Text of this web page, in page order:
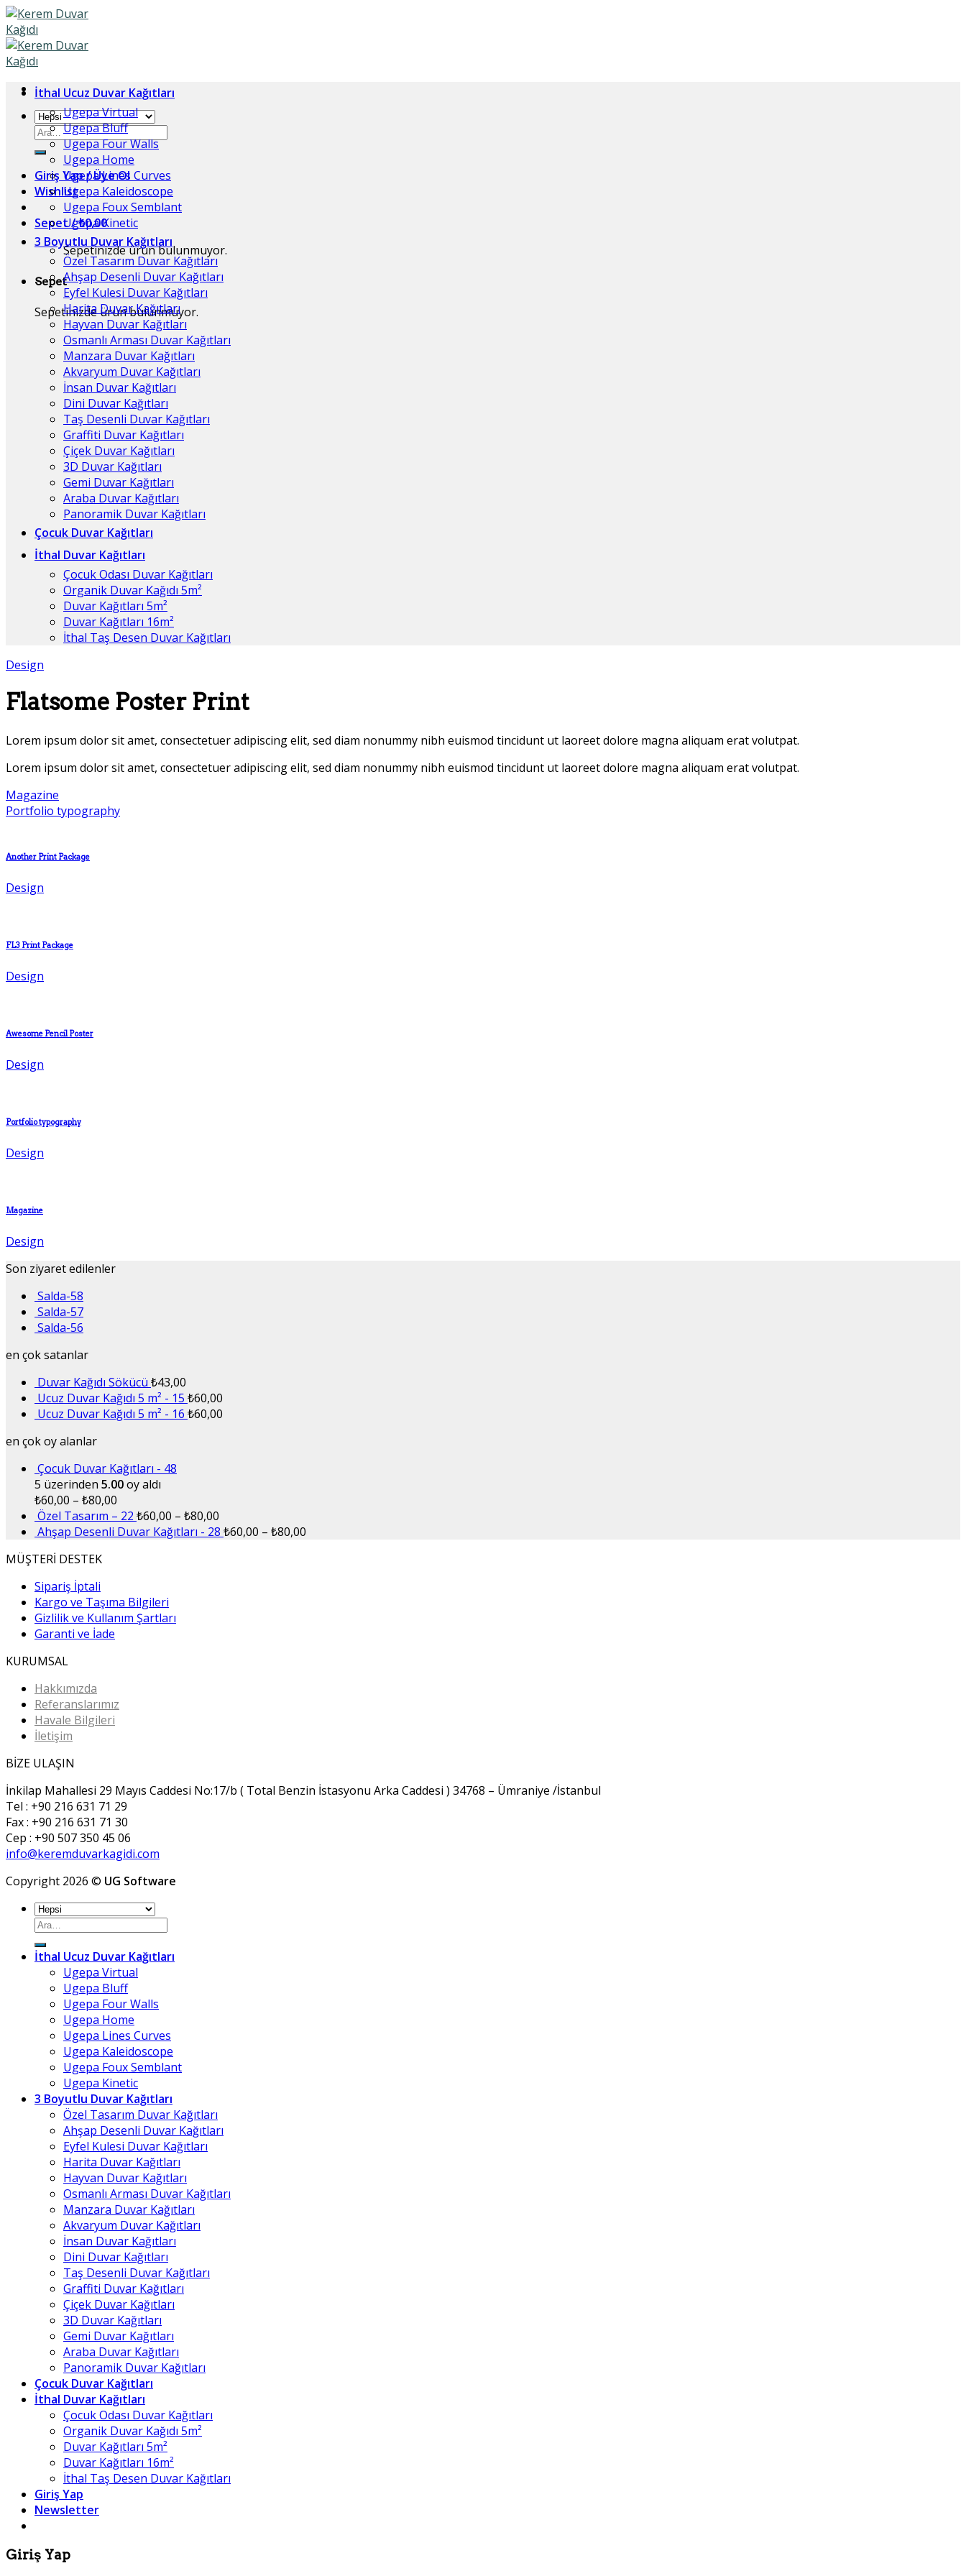
Skip
to
content
Ara:
Giriş Yap / Üye Ol
Wishlist
Sepet /₺0,00
Sepetinizde ürün bulunmuyor.
Sepet
Sepetinizde ürün bulunmuyor.
İthal Ucuz Duvar Kağıtları
Ugepa Virtual
Ugepa Bluff
Ugepa Four Walls
Ugepa Home
Ugepa Lines Curves
Ugepa Kaleidoscope
Ugepa Foux Semblant
Ugepa Kinetic
3 Boyutlu Duvar Kağıtları
Özel Tasarım Duvar Kağıtları
Ahşap Desenli Duvar Kağıtları
Eyfel Kulesi Duvar Kağıtları
Harita Duvar Kağıtları
Hayvan Duvar Kağıtları
Osmanlı Arması Duvar Kağıtları
Manzara Duvar Kağıtları
Akvaryum Duvar Kağıtları
İnsan Duvar Kağıtları
Dini Duvar Kağıtları
Taş Desenli Duvar Kağıtları
Graffiti Duvar Kağıtları
Çiçek Duvar Kağıtları
3D Duvar Kağıtları
Gemi Duvar Kağıtları
Araba Duvar Kağıtları
Panoramik Duvar Kağıtları
Çocuk Duvar Kağıtları
İthal Duvar Kağıtları
Çocuk Odası Duvar Kağıtları
Organik Duvar Kağıdı 5m²
Duvar Kağıtları 5m²
Duvar Kağıtları 16m²
İthal Taş Desen Duvar Kağıtları
Design
Flatsome Poster Print
Lorem ipsum dolor sit amet, consectetuer adipiscing elit, sed diam nonummy nibh euismod tincidunt ut laoreet dolore magna aliquam erat volutpat.
Lorem ipsum dolor sit amet, consectetuer adipiscing elit, sed diam nonummy nibh euismod tincidunt ut laoreet dolore magna aliquam erat volutpat.
Magazine
Portfolio typography
Another Print Package
Design
FL3 Print Package
Design
Awesome Pencil Poster
Design
Portfolio typography
Design
Magazine
Design
Son ziyaret edilenler
Salda-58
Salda-57
Salda-56
en çok satanlar
Duvar Kağıdı Sökücü ₺43,00
Ucuz Duvar Kağıdı 5 m² - 15 ₺60,00
Ucuz Duvar Kağıdı 5 m² - 16 ₺60,00
en çok oy alanlar
Çocuk Duvar Kağıtları - 48
5 üzerinden 5.00oy aldı
₺60,00 – ₺80,00
Özel Tasarım – 22 ₺60,00 – ₺80,00
Ahşap Desenli Duvar Kağıtları - 28 ₺60,00 – ₺80,00
MÜŞTERİ DESTEK
Sipariş İptali
Kargo ve Taşıma Bilgileri
Gizlilik ve Kullanım Şartları
Garanti ve İade
KURUMSAL
Hakkımızda
Referanslarımız
Havale Bilgileri
İletişim
BİZE ULAŞIN
İnkilap Mahallesi 29 Mayıs Caddesi No:17/b ( Total Benzin İstasyonu Arka Caddesi ) 34768 – Ümraniye /İstanbul
Tel : +90 216 631 71 29
Fax : +90 216 631 71 30
Cep : +90 507 350 45 06
info@keremduvarkagidi.com
Copyright 2026 © UG Software
Ara:
İthal Ucuz Duvar Kağıtları
Ugepa Virtual
Ugepa Bluff
Ugepa Four Walls
Ugepa Home
Ugepa Lines Curves
Ugepa Kaleidoscope
Ugepa Foux Semblant
Ugepa Kinetic
3 Boyutlu Duvar Kağıtları
Özel Tasarım Duvar Kağıtları
Ahşap Desenli Duvar Kağıtları
Eyfel Kulesi Duvar Kağıtları
Harita Duvar Kağıtları
Hayvan Duvar Kağıtları
Osmanlı Arması Duvar Kağıtları
Manzara Duvar Kağıtları
Akvaryum Duvar Kağıtları
İnsan Duvar Kağıtları
Dini Duvar Kağıtları
Taş Desenli Duvar Kağıtları
Graffiti Duvar Kağıtları
Çiçek Duvar Kağıtları
3D Duvar Kağıtları
Gemi Duvar Kağıtları
Araba Duvar Kağıtları
Panoramik Duvar Kağıtları
Çocuk Duvar Kağıtları
İthal Duvar Kağıtları
Çocuk Odası Duvar Kağıtları
Organik Duvar Kağıdı 5m²
Duvar Kağıtları 5m²
Duvar Kağıtları 16m²
İthal Taş Desen Duvar Kağıtları
Giriş Yap
Newsletter
Giriş Yap